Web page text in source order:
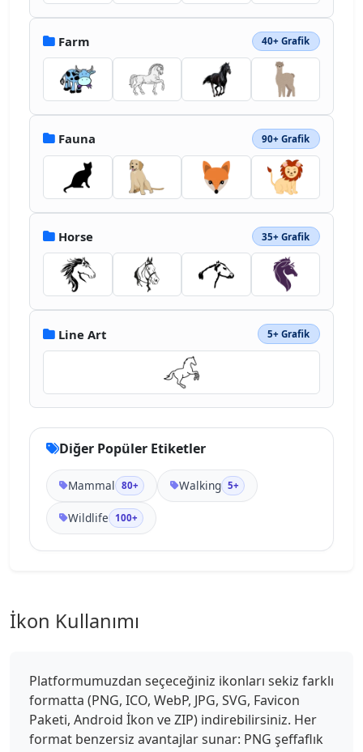
Farm 40+ Grafik
Fauna 90+ Grafik
Horse 35+ Grafik
Line Art 5+ Grafik
Diğer Popüler Etiketler
Mammal 80+ Walking 5+
Wildlife 100+
İkon Kullanımı
Platformumuzdan seçeceğiniz ikonları sekiz farklı
formatta (PNG, ICO, WebP, JPG, SVG, Favicon
Paketi, Android İkon ve ZIP) indirebilirsiniz. Her
format benzersiz avantajlar sunar: PNG şeffaflık